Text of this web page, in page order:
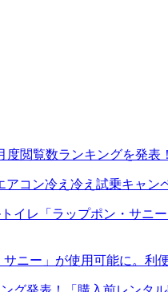
度閲覧数ランキングを発
アコン冷え冷え試乗キャ
イレ「ラップポン・サニ
ニー」が使用可能に。利